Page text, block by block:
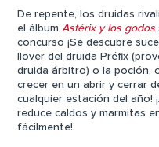
De repente, los druidas
el álbumAstérix y los godos
concurso ¡Se descubre
llover del druida Préfix
druida árbitro) o la poción,
crecer en un abrir y cerrar
cualquier estación del año!
reduce caldos y marmitas
fácilmente!